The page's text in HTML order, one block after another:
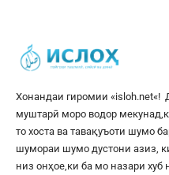
Хонандаи гиромии «isloh.net«!
муштарӣ моро водор
то хоста ва тавақуъоти шумо
шумораи шумо дустони азиз,
низ онҳое,ки ба мо назари хуб